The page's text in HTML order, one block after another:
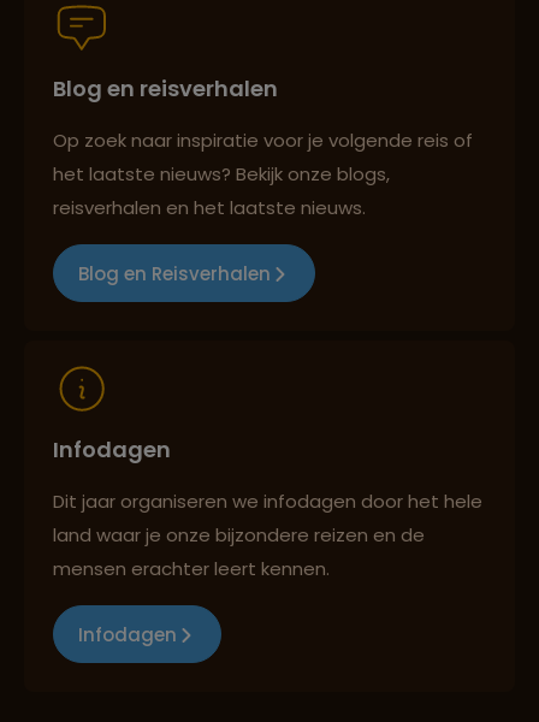
Best beoordeelde reisroutes
Reizen met oog voor mens, cultuur en milieu
Blog en reisverhalen
Op zoek naar inspiratie voor je volgende reis of
het laatste nieuws? Bekijk onze blogs,
reisverhalen en het laatste nieuws.
Blog en Reisverhalen
Infodagen
Dit jaar organiseren we infodagen door het hele
land waar je onze bijzondere reizen en de
mensen erachter leert kennen.
Infodagen